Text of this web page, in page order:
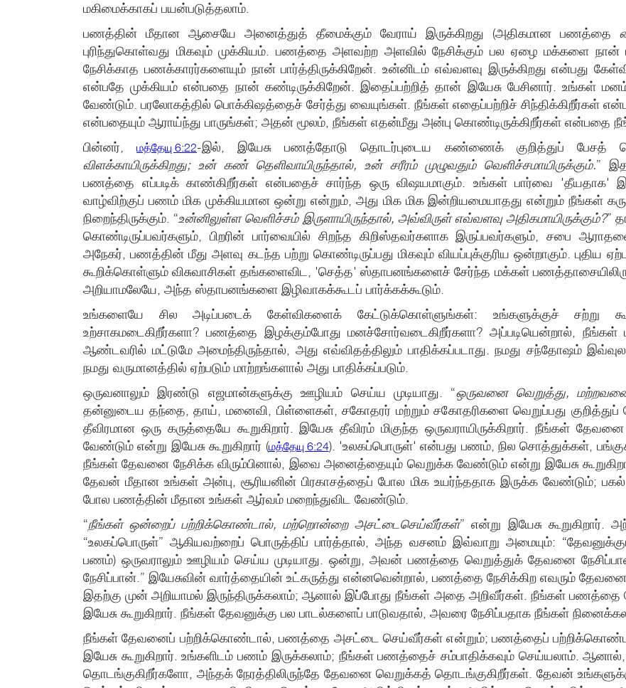
மகிமைக்காகப் பயன்படுத்தலாம்.
பணத்தின் மீதான ஆசையே அனைத்துத் தீமைக்கும் வேராய் இருக்கிறது (அதிகமான பணத்தை
புரிந்துகொள்வது மிகவும் முக்கியம். பணத்தை அளவற்ற அளவில் நேசிக்கும் பல ஏழை மக்களை
நேசிக்காத பணக்காரர்களையும் நான் பார்த்திருக்கிறேன். உன்னிடம் எவ்வளவு இருக்கிறது என்பது
என்பதே முக்கியம் என்பதை நான் கண்டிருக்கிறேன். இதைப்பற்றித் தான் இயேசு பேசினார். உங்கள் மனம்
வேண்டும். பரலோகத்தில் பொக்கிஷத்தைச் சேர்த்து வையுங்கள். நீங்கள் எதைப்பற்றிச் சிந்திக்கிறீர்கள்
என்பதையும் ஆராய்ந்து பாருங்கள்; அதன் மூலம், நீங்கள் எதன்மீது அன்பு கொண்டிருக்கிறீர்கள் என்பதை
பின்னர்,மத்தேயு 6:22-இல், இயேசு பணத்தோடு தொடர்புடைய கண்ணைக் குறித்துப் பேசத்
விளக்காயிருக்கிறது; உன் கண் தெளிவாயிருந்தால், உன் சரீரம் முழுவதும் வெளிச்சமாயிருக்கும்.”
பணத்தை எப்படிக் காண்கிறீர்கள் என்பதைச் சார்ந்த ஒரு விஷயமாகும். உங்கள் பார்வை 'தீயதாக'
வாழ்விற்குப் பணம் மிக முக்கியமான ஒன்று என்றும், அது மிக மிக இன்றியமையாதது என்றும் நீங்கள்
நிறைந்திருக்கும். “உன்னிலுள்ள வெளிச்சம் இருளாயிருந்தால், அவ்விருள் எவ்வளவு அதிகமாயிருக்கும்?”
கொண்டிருப்பவர்களும், பிறரின் பார்வையில் சிறந்த கிறிஸ்தவர்களாக இருப்பவர்களும், சபை
அநேகர், பணத்தின் மீது அளவு கடந்த பற்று கொண்டிருப்பது மிகவும் வியப்புக்குரிய ஒன்றாகும். புதிய
கூறிக்கொள்ளும் விசுவாசிகள் தங்களைவிட, 'செத்த' ஸ்தாபனங்களைச் சேர்ந்த மக்கள்
அறியாமலேயே, அந்த ஸ்தாபனங்களை இழிவாகக்கூடப் பார்க்கக்கூடும்.
உங்களையே சில அடிப்படைக் கேள்விகளைக் கேட்டுக்கொள்ளுங்கள்: உங்களுக்குச் சற்று
உற்சாகமடைகிறீர்களா? பணத்தை இழக்கும்போது மனச்சோர்வடைகிறீர்களா? அப்படியென்றால்,
ஆண்டவரில் மட்டுமே அமைந்திருந்தால், அது எவ்விதத்திலும் பாதிக்கப்படாது. நமது சந்தோஷம்
நமது வருமானத்தில் ஏற்படும் மாற்றங்களால் அது பாதிக்கப்படும்.
ஒருவனாலும் இரண்டு எஜமான்களுக்கு ஊழியம் செய்ய முடியாது. “ஒருவனை வெறுத்து,
தன்னுடைய தந்தை, தாய், மனைவி, பிள்ளைகள், சகோதரர் மற்றும் சகோதரிகளை வெறுப்பது குறித்துப்
தீவிரமான ஒரு கருத்தையே கூறுகிறார். இயேசு தீவிரம் மிகுந்த ஒருவராயிருக்கிறார். நீங்கள்
வேண்டும் என்று இயேசு கூறுகிறார் (மத்தேயு 6:24). 'உலகப்பொருள்' என்பது பணம், நில சொத்துக்கள்,
நீங்கள் தேவனை நேசிக்க விரும்பினால், இவை அனைத்தையும் வெறுக்க வேண்டும் என்று இயேசு
தேவன் மீதான உங்கள் அன்பு, சூரியனின் பிரகாசத்தைப் போல மிக உயர்ந்ததாக இருக்க வேண்டும்;
போல பணத்தின் மீதான உங்கள் ஆர்வம் மறைந்துவிட வேண்டும்.
“நீங்கள் ஒன்றைப் பற்றிக்கொண்டால், மற்றொன்றை அசட்டைசெய்வீர்கள்” என்று இயேசு
“உலகப்பொருள்” ஆகியவற்றைப் பொருத்திப் பார்த்தால், அந்த வசனம் இவ்வாறு அமையும்:
பணம்) ஒருவராலும் ஊழியம் செய்ய முடியாது. ஒன்று, அவன் பணத்தை வெறுத்துக் தேவனை
நேசிப்பான்.” இயேசுவின் வார்த்தையின் உட்கருத்து என்னவென்றால், பணத்தை நேசிக்கிற எவரும்
இதற்கு முன் அறியாமல் இருந்திருக்கலாம்; ஆனால் இப்போது நீங்கள் அதை அறிவீர்கள். நீங்கள் பணத்தை
இயேசு கூறுகிறார். நீங்கள் தேவனுக்கு பல பாடல்களைப் பாடுவதால், அவரை நேசிப்பதாக நீங்கள்
நீங்கள் தேவனைப் பற்றிக்கொண்டால், பணத்தை அசட்டை செய்வீர்கள் என்றும்; பணத்தைப்
இயேசு கூறுகிறார். உங்களிடம் பணம் இருக்கலாம்; நீங்கள் பணத்தைச் சம்பாதிக்கவும் செய்யலாம்.
தொடங்குகிறீர்களோ, அந்தக் நேரத்திலிருந்தே தேவனை வெறுக்கத் தொடங்குகிறீர்கள். தேவன்